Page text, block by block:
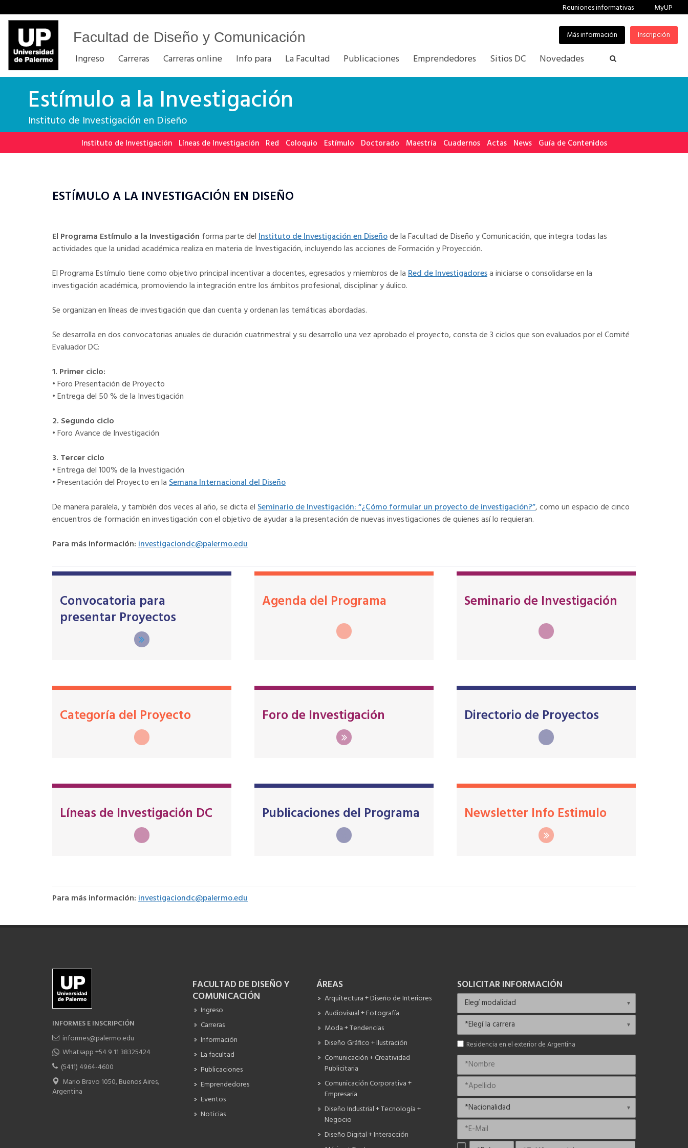
Reuniones informativas MyUP
Facultad de Diseño y Comunicación Inscripción
Más información
Ingreso Carreras Carreras online Info para La Facultad Publicaciones Emprendedores Sitios DC Novedades
Estímulo a la Investigación
Instituto de Investigación en Diseño
Instituto de Investigación Líneas de Investigación Red Coloquio Estímulo Doctorado Maestría Cuadernos Actas News Guía de Contenidos
ESTÍMULO A LA INVESTIGACIÓN EN DISEÑO
El Programa Estímulo a la Investigación forma parte delInstituto de Investigación en Diseñode la Facultad de Diseño y Comunicación, que integra todas las
actividades que la unidad académica realiza en materia de Investigación, incluyendo las acciones de Formación y Proyección.
El Programa Estímulo tiene como objetivo principal incentivar a docentes, egresados y miembros de laRed de Investigadoresa iniciarse o consolidarse en la
investigación académica, promoviendo la integración entre los ámbitos profesional, disciplinar y áulico.
Se organizan en líneas de investigación que dan cuenta y ordenan las temáticas abordadas.
Se desarrolla en dos convocatorias anuales de duración cuatrimestral y su desarrollo una vez aprobado el proyecto, consta de 3 ciclos que son evaluados por el Comité
Evaluador DC:
1. Primer ciclo:
• Foro Presentación de Proyecto
• Entrega del 50 % de la Investigación
2. Segundo ciclo
• Foro Avance de Investigación
3. Tercer ciclo
• Entrega del 100% de la Investigación
• Presentación del Proyecto en laSemana Internacional del Diseño
De manera paralela, y también dos veces al año, se dicta elSeminario de Investigación: “¿Cómo formular un proyecto de investigación?”, como un espacio de cinco
encuentros de formación en investigación con el objetivo de ayudar a la presentación de nuevas investigaciones de quienes así lo requieran.
Para más información:investigaciondc@palermo.edu
Convocatoria para
presentar Proyectos
Agenda del Programa Seminario de Investigación
Categoría del Proyecto Foro de Investigación Directorio de Proyectos
Líneas de Investigación DC Publicaciones del Programa Newsletter Info Estimulo
Para más información:investigaciondc@palermo.edu
INFORMES E INSCRIPCIÓN
informes@palermo.edu
Whatsapp +54 9 11 38325424
(5411) 4964-4600
Mario Bravo 1050, Buenos Aires,
Argentina
FACULTAD DE DISEÑO Y
COMUNICACIÓN
Ingreso
Carreras
Información
La facultad
Publicaciones
Emprendedores
Eventos
Noticias
ÁREAS
Arquitectura + Diseño de Interiores
Audiovisual + Fotografía
Moda + Tendencias
Diseño Gráfico + Ilustración
Comunicación + Creatividad
Publicitaria
Comunicación Corporativa +
Empresaria
Diseño Industrial + Tecnología +
Negocio
Diseño Digital + Interacción
SOLICITAR INFORMACIÓN
Residencia en el exterior de Argentina